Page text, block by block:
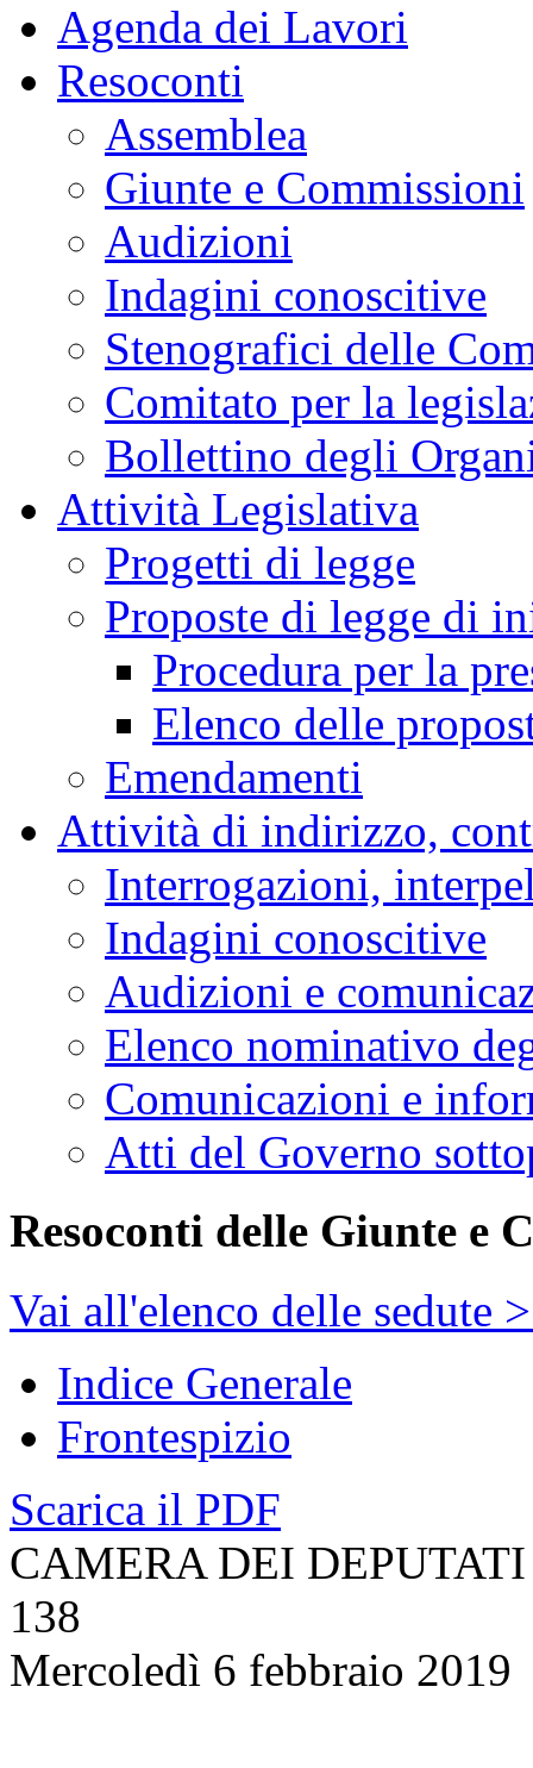
Agenda dei Lavori
Resoconti
Assemblea
Giunte e Commissioni
Audizioni
Indagini conoscitive
Stenografici delle
Comitato per la
Bollettino degli
Attività Legislativa
Progetti di legge
Proposte di legge di
Procedura per la
Elenco delle
Emendamenti
Attività di indirizzo,
Interrogazioni,
Indagini conoscitive
Audizioni e
Elenco nominativo
Comunicazioni e
Atti del Governo
Resoconti delle Giunte e
Vai all'elenco delle sedute
Indice Generale
Frontespizio
Scarica il PDF
CAMERA DEI DEPUTATI
138
Mercoledì 6 febbraio 2019